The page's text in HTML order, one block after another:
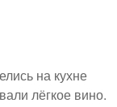
на кухне
лёгкое вино.